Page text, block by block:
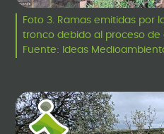
Foto 3. Ramas emitidas por
tronco debido al proceso
Fuente: Ideas